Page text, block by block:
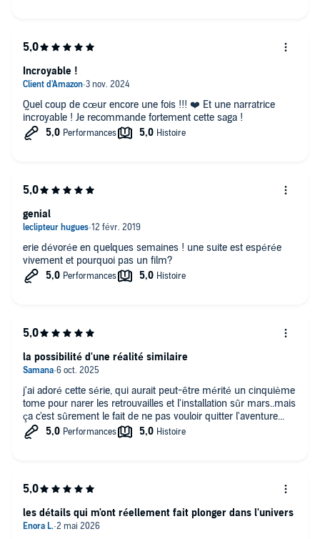
Quel coup de cœur encore une fois !!! ❤️ Et une narratrice
incroyable ! Je recommande fortement cette saga !
Incroyable !
erie dévorée en quelques semaines ! une suite est espérée
vivement et pourquoi pas un film?
genial
j'ai adoré cette série, qui aurait peut-être mérité un cinquième
tome pour narer les retrouvailles et l'installation sûr mars..mais
ça c'est sûrement le fait de ne pas vouloir quitter l'aventure...
la possibilité d'une réalité similaire
les détails qui m'ont réellement fait plonger dans l'univers